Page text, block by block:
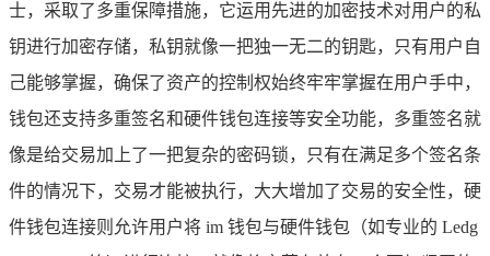
士，采取了多重保障措施，它运用先进的加密技术对用户的私
钥进行加密存储，私钥就像一把独一无二的钥匙，只有用户自
己能够掌握，确保了资产的控制权始终牢牢掌握在用户手中，
钱包还支持多重签名和硬件钱包连接等安全功能，多重签名就
像是给交易加上了一把复杂的密码锁，只有在满足多个签名条
件的情况下，交易才能被执行，大大增加了交易的安全性，硬
件钱包连接则允许用户将 im 钱包与硬件钱包（如专业的 Ledg